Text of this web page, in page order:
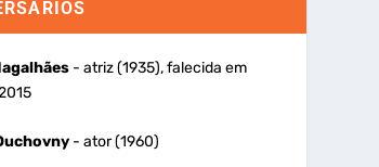
- atriz (1935), falecida em
- ator (1960)